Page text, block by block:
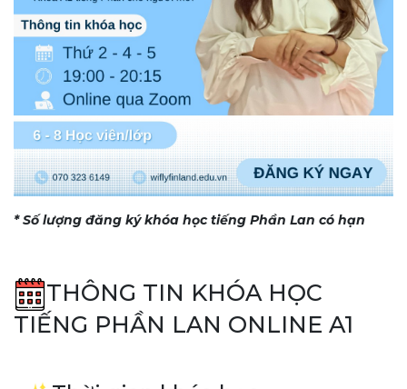
* Số lượng đăng ký khóa học tiếng Phần Lan có hạn
THÔNG TIN KHÓA HỌC
TIẾNG PHẦN LAN ONLINE A1